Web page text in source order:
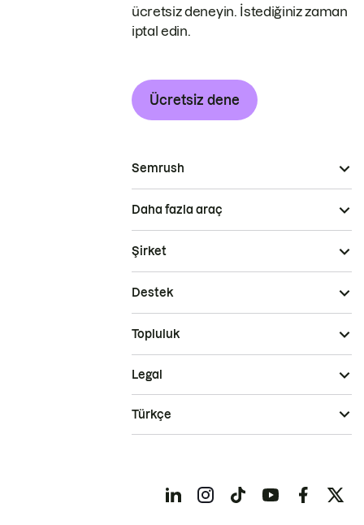
ücretsiz deneyin. İstediğiniz zaman
iptal edin.
Ücretsiz dene
Semrush
Daha fazla araç
Şirket
Destek
Topluluk
Legal
Türkçe